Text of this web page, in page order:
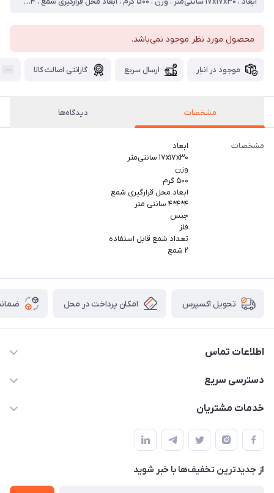
محصول مورد نظر موجود نمی‌باشد.
موجود در انبار ارسال سریع گارانتی اصالت کالا
مشخصات دیدگاه‌ها
مشخصات
ابعاد
۱۷x۱۷x۳۰ سانتی‌متر
وزن
۵۰۰ گرم
ابعاد محل قرارگیری شمع
۴*۴*۴ سانتی متر
جنس
فلز
تعداد شمع قابل استفاده
۲ شمع
تحویل اکسپرس امکان پرداخت در محل
اطلاعات تماس
09165044753
دسترسی سریع
حساب کاربری
لیست محصولات
درباره ما
خدمات مشتریان
قوانین و مقررات
حریم خصوصی
راهنما
از جدید‌ترین تخفیف‌ها با‌ خبر شوید